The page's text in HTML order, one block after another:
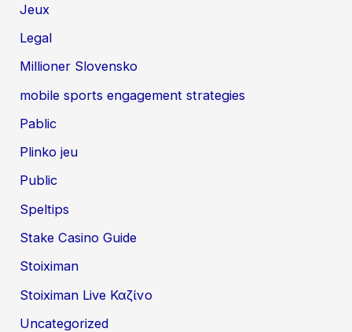
Jeux
Legal
Millioner Slovensko
mobile sports engagement strategies
Pablic
Plinko jeu
Public
Speltips
Stake Casino Guide
Stoiximan
Stoiximan Live Καζίνο
Uncategorized